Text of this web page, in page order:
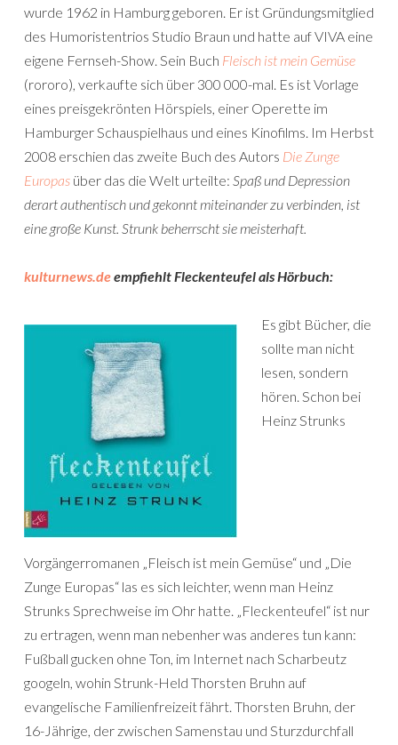
wurde 1962 in Hamburg geboren. Er ist Gründungsmitglied
des Humoristentrios Studio Braun und hatte auf VIVA eine
eigene Fernseh-Show. Sein Buch Fleisch ist mein Gemüse
(rororo), verkaufte sich über 300 000-mal. Es ist Vorlage
eines preisgekrönten Hörspiels, einer Operette im
Hamburger Schauspielhaus und eines Kinofilms. Im Herbst
2008 erschien das zweite Buch des Autors Die Zunge
Europas über das die Welt urteilte: Spaß und Depression
derart authentisch und gekonnt miteinander zu verbinden, ist
eine große Kunst. Strunk beherrscht sie meisterhaft.
kulturnews.deempfiehlt Fleckenteufel als Hörbuch:
Es gibt Bücher, die
sollte man nicht
lesen, sondern
hören. Schon bei
Heinz Strunks
Vorgängerromanen „Fleisch ist mein Gemüse“ und „Die
Zunge Europas“ las es sich leichter, wenn man Heinz
Strunks Sprechweise im Ohr hatte. „Fleckenteufel“ ist nur
zu ertragen, wenn man nebenher was anderes tun kann:
Fußball gucken ohne Ton, im Internet nach Scharbeutz
googeln, wohin Strunk-Held Thorsten Bruhn auf
evangelische Familienfreizeit fährt. Thorsten Bruhn, der
16-Jährige, der zwischen Samenstau und Sturzdurchfall